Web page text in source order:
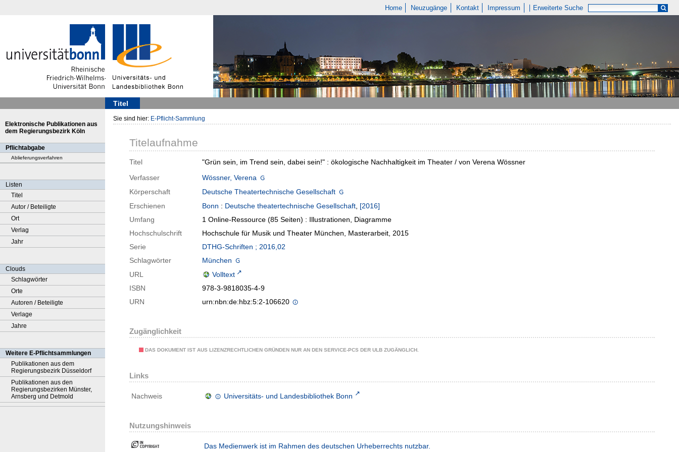
Home Neuzugänge Kontakt Impressum Erweiterte Suche
Titel
Elektronische Publikationen aus
dem Regierungsbezirk Köln
Pflichtabgabe
Ablieferungsverfahren
Listen
Titel
Autor / Beteiligte
Ort
Verlag
Jahr
Clouds
Schlagwörter
Orte
Autoren / Beteiligte
Verlage
Jahre
Weitere E-Pflichtsammlungen
Publikationen aus dem
Regierungsbezirk Düsseldorf
Publikationen aus den
Regierungsbezirken Münster,
Arnsberg und Detmold
Sie sind hier: E-Pflicht-Sammlung
Titelaufnahme
Titel
"Grün sein, im Trend sein, dabei sein!" : ökologische Nachhaltigkeit im Theater / von Verena Wössner
Verfasser
Wössner, Verena
Körperschaft
Deutsche Theatertechnische Gesellschaft
Erschienen
Bonn : Deutsche theatertechnische Gesellschaft, [2016]
Umfang
1 Online-Ressource (85 Seiten) : Illustrationen, Diagramme
Hochschulschrift
Hochschule für Musik und Theater München, Masterarbeit, 2015
Serie
DTHG-Schriften ; 2016,02
Schlagwörter
München
URL
Volltext
ISBN
978-3-9818035-4-9
URN
urn:nbn:de:hbz:5:2-106620
Zugänglichkeit
DAS DOKUMENT IST AUS LIZENZRECHTLICHEN GRÜNDEN NUR AN DEN SERVICE-PCS DER ULB ZUGÄNGLICH.
Links
Nachweis Universitäts- und Landesbibliothek Bonn
Nutzungshinweis
Das Medienwerk ist im Rahmen des deutschen Urheberrechts nutzbar.